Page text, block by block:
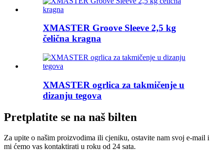
XMASTER Groove Sleeve 2,5 kg
čelična kragna
XMASTER ogrlica za takmičenje u
dizanju tegova
Pretplatite se na naš bilten
Za upite o našim proizvodima ili cjeniku, ostavite nam svoj e-mail i
mi ćemo vas kontaktirati u roku od 24 sata.